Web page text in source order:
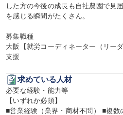
した方の今後の成長も自社農園で見
を感じる瞬間がたくさん。
募集職種
大阪【就労コーディネーター（リー
支援
求めている人材
必要な経験・能力等
【いずれか必須】
■営業経験（業界・商材不問） ■複